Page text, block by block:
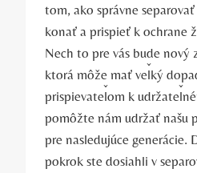
tom, ako správne
konať a prispieť k ochrane
Nech to pre vás bude nový
ktorá môže mať veľký
prispievateľom k
pomôžte nám udržať našu
pre nasledujúce generácie.
pokrok ste dosiahli v